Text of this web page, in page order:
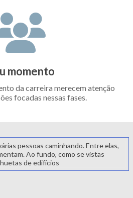
momento
da carreira merecem atenção
focadas nessas fases.